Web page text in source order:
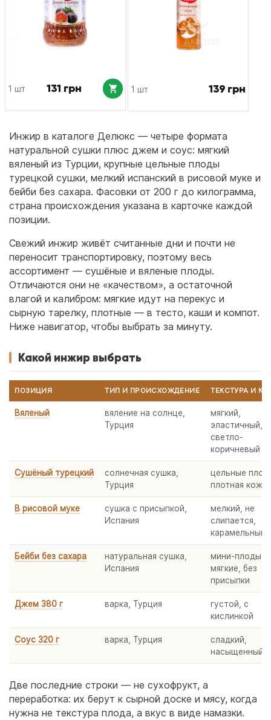
1 шт 131 грн 1 шт 139 грн
Инжир в каталоге Делюкс — четыре формата
натуральной сушки плюс джем и соус: мягкий
вяленый из Турции, крупные цельные плоды
турецкой сушки, мелкий испанский в рисовой муке и
бейби без сахара. Фасовки от 200 г до килограмма,
страна происхождения указана в карточке каждой
позиции.
Свежий инжир живёт считанные дни и почти не
переносит транспортировку, поэтому весь
ассортимент — сушёные и вяленые плоды.
Отличаются они не «качеством», а остаточной
влагой и калибром: мягкие идут на перекус и
сырную тарелку, плотные — в тесто, каши и компот.
Ниже навигатор, чтобы выбрать за минуту.
Какой инжир выбрать
ПОЗИЦИЯ ТИП И ПРОИСХОЖДЕНИЕ ТЕКСТУРА И
Вяленый
вяление на солнце,
Турция
мягкий,
эластичный,
светло-
коричневый
Сушёный турецкий
солнечная сушка,
Турция
цельные
плотная
В рисовой муке
сушка с присыпкой,
Испания
мелкий, не
слипается,
карамельный
Бейби без сахара
натуральная сушка,
Испания
мини-плоды,
мягкие, без
присыпки
Джем 380 г варка, Турция
густой, с
кислинкой
Соус 320 г варка, Турция
сладкий,
насыщенный
Две последние строки — не сухофрукт, а
переработка: их берут к сырной доске и мясу, когда
нужна не текстура плода, а вкус в виде намазки.